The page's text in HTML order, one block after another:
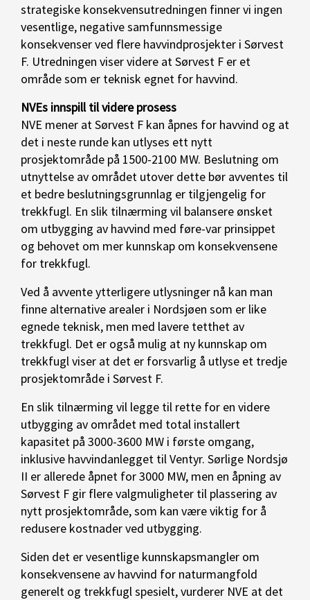
strategiske konsekvensutredningen finner vi ingen
vesentlige, negative samfunnsmessige
konsekvenser ved flere havvindprosjekter i Sørvest
F. Utredningen viser videre at Sørvest F er et
område som er teknisk egnet for havvind.
NVEs innspill til videre prosess
NVE mener at Sørvest F kan åpnes for havvind og at
det i neste runde kan utlyses ett nytt
prosjektområde på 1500-2100 MW. Beslutning om
utnyttelse av området utover dette bør avventes til
et bedre beslutningsgrunnlag er tilgjengelig for
trekkfugl. En slik tilnærming vil balansere ønsket
om utbygging av havvind med føre-var prinsippet
og behovet om mer kunnskap om konsekvensene
for trekkfugl.
Ved å avvente ytterligere utlysninger nå kan man
finne alternative arealer i Nordsjøen som er like
egnede teknisk, men med lavere tetthet av
trekkfugl. Det er også mulig at ny kunnskap om
trekkfugl viser at det er forsvarlig å utlyse et tredje
prosjektområde i Sørvest F.
En slik tilnærming vil legge til rette for en videre
utbygging av området med total installert
kapasitet på 3000-3600 MW i første omgang,
inklusive havvindanlegget til Ventyr. Sørlige Nordsjø
II er allerede åpnet for 3000 MW, men en åpning av
Sørvest F gir flere valgmuligheter til plassering av
nytt prosjektområde, som kan være viktig for å
redusere kostnader ved utbygging.
Siden det er vesentlige kunnskapsmangler om
konsekvensene av havvind for naturmangfold
generelt og trekkfugl spesielt, vurderer NVE at det